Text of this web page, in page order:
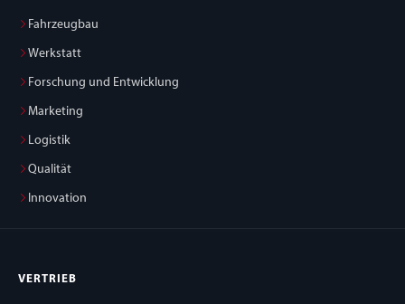
Fahrzeugbau
Werkstatt
Forschung und Entwicklung
Marketing
Logistik
Qualität
Innovation
VERTRIEB